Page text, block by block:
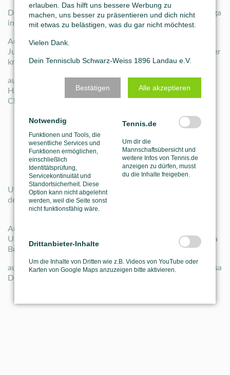
Die Damen 30 1 steigen ungeschlagen von der Verbandsliga
in die Oberliga auf.
Auf dem Foto:
Judith Weilacher, Anna Rapp Carolin Hellmann, Mia Panzer
kniend Lea Geiger, Marissa Kuhn und Kathrin Barry
auf dem Bild fehlen die Mitspielerinnen Ulla von
Haxthausen, Lisa Dettmer, Daniela Wartenphul und
Christine Banspach
Unsere 2. Damen 30-er Mannschaft schaffte dieses Jahr
den Aufstieg in die Pfalzliga.
Auf dem Foto: von links nach rechts:
Ulla von Haxthausen, Carolin Engel, Sandra Pietsch, Nadja
Bosch, Dominique Frey
auf dem Bild fehlen die Mitspielerinnen Anna Rapp und Lisa
Dettmer.
erlauben. Das hilft uns bessere Werbung zu
machen, uns besser zu präsentieren und dich nicht
mit etwas zu belästigen, was du gar nicht möchtest.
Vielen Dank.
Dein Tennisclub Schwarz-Weiss 1896 Landau e.V.
Bestätigen Alle akzeptieren
Notwendig
Funktionen und Tools, die
wesentliche Services und
Funktionen ermöglichen,
einschließlich
Identitätsprüfung,
Servicekontinuität und
Standortsicherheit. Diese
Option kann nicht abgelehnt
werden, weil die Seite sonst
nicht funktionsfähig wäre.
Tennis.de
Um dir die
Mannschaftsübersicht und
weitere Infos von Tennis.de
anzeigen zu dürfen, musst
du die Inhalte freigeben.
Drittanbieter-Inhalte
Um die Inhalte von Dritten wie z.B. Videos von YouTube oder
Karten von Google Maps anzuzeigen bitte aktivieren.